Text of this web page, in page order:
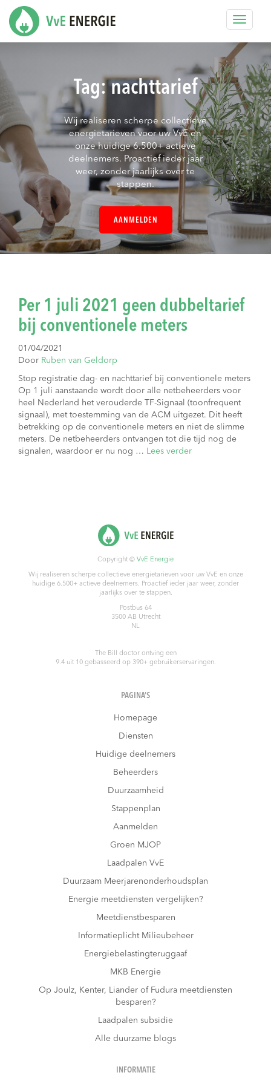
Toggle
Tag:nachttarief
Wij realiseren scherpe collectieve
energietarieven voor uw VvE en
onze huidige 6.500+ actieve
deelnemers. Proactief ieder jaar
weer, zonder jaarlijks over te
stappen.
AANMELDEN
Per 1 juli 2021 geen dubbeltarief
bij conventionele meters
01/04/2021
Door Ruben van Geldorp
Stop registratie dag- en nachttarief bij conventionele meters
Op 1 juli aanstaande wordt door alle netbeheerders voor
heel Nederland het verouderde TF-Signaal (toonfrequent
signaal), met toestemming van de ACM uitgezet. Dit heeft
betrekking op de conventionele meters en niet de slimme
meters. De netbeheerders ontvangen tot die tijd nog de
signalen, waardoor er nu nog … Lees verder
Copyright © VvE Energie
Wij realiseren scherpe collectieve energietarieven voor uw VvE en onze
huidige 6.500+ actieve deelnemers. Proactief ieder jaar weer, zonder
jaarlijks over te stappen.
Postbus 64
3500 AB Utrecht
NL
The Bill doctorontving een
9.4uit 10gebasseerd op 390+ gebruikerservaringen.
PAGINA’S
Homepage
Diensten
Huidige deelnemers
Beheerders
Duurzaamheid
Stappenplan
Aanmelden
Groen MJOP
Laadpalen VvE
Duurzaam Meerjarenonderhoudsplan
Energie meetdiensten vergelijken?
Meetdienstbesparen
Informatieplicht Milieubeheer
Energiebelastingteruggaaf
MKB Energie
Op Joulz, Kenter, Liander of Fudura meetdiensten
besparen?
Laadpalen subsidie
Alle duurzame blogs
INFORMATIE